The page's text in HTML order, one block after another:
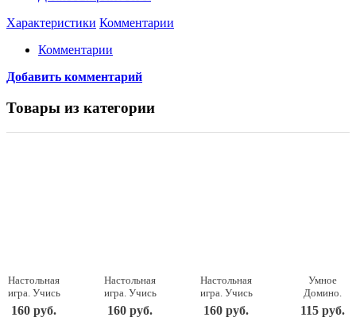
Характеристики Комментарии
Комментарии
Добавить комментарий
Товары из категории
Настольная
игра. Учись
играя:
Часть и
160 руб.
Настольная
игра. Учись
играя:
Контуры
160 руб.
Настольная
игра. Учись
играя:
Времена
160 руб.
Умное
Домино.
Сложение
(картон, 36
115 руб.